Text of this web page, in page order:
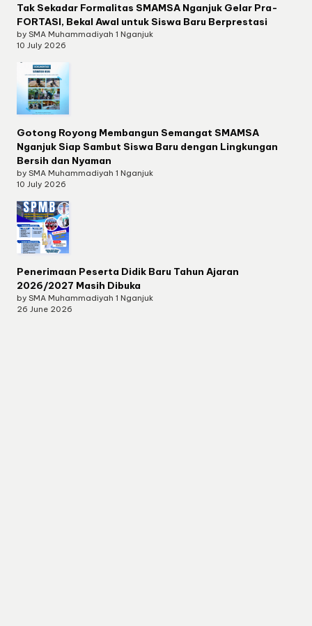
Tak Sekadar Formalitas SMAMSA Nganjuk Gelar Pra-
FORTASI, Bekal Awal untuk Siswa Baru Berprestasi
by SMA Muhammadiyah 1 Nganjuk
10 July 2026
Gotong Royong Membangun Semangat SMAMSA
Nganjuk Siap Sambut Siswa Baru dengan Lingkungan
Bersih dan Nyaman
by SMA Muhammadiyah 1 Nganjuk
10 July 2026
Penerimaan Peserta Didik Baru Tahun Ajaran
2026/2027 Masih Dibuka
by SMA Muhammadiyah 1 Nganjuk
26 June 2026